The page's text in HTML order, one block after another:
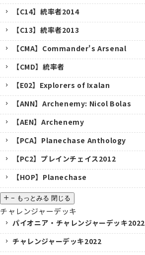
【C14】統率者2014
【C13】統率者2013
【CMA】Commander's Arsenal
【CMD】統率者
【E02】Explorers of Ixalan
【ANN】Archenemy: Nicol Bolas
【AEN】Archenemy
【PCA】Planechase Anthology
【PC2】プレインチェイス2012
【HOP】Planechase
− もっとみる 閉じる
チャレンジャーデッキ
パイオニア・チャレンジャーデッキ2022
チャレンジャーデッキ2022